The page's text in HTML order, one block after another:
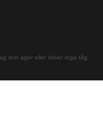
till Madrid
och äger eller driver inga tåg.